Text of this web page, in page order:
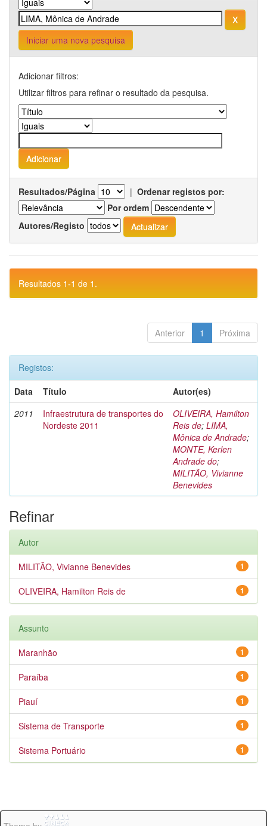
Iniciar uma nova pesquisa
Adicionar filtros:
Utilizar filtros para refinar o resultado da pesquisa.
Resultados/Página | Ordenar registos por:
Por ordem
Autores/Registo
Resultados 1-1 de 1.
Anterior 1 Próxima
Registos:
Data
Título
Autor(es)
2011
Infraestrutura de transportes do
Nordeste 2011
OLIVEIRA, Hamilton
Reis de; LIMA,
Mônica de Andrade;
MONTE, Kerlen
Andrade do;
MILITÃO, Vivianne
Benevides
Refinar
Autor
1
MILITÃO, Vivianne Benevides
1
OLIVEIRA, Hamilton Reis de
Assunto
1
Maranhão
1
Paraíba
1
Piauí
1
Sistema de Transporte
1
Sistema Portuário